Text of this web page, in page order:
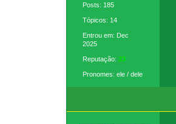
Posts: 185
Tópicos: 14
Entrou em: Dec
2025
Reputação:23
Pronomes: ele / dele